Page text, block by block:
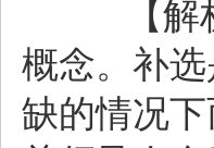
【解析
概念。补
缺的情况